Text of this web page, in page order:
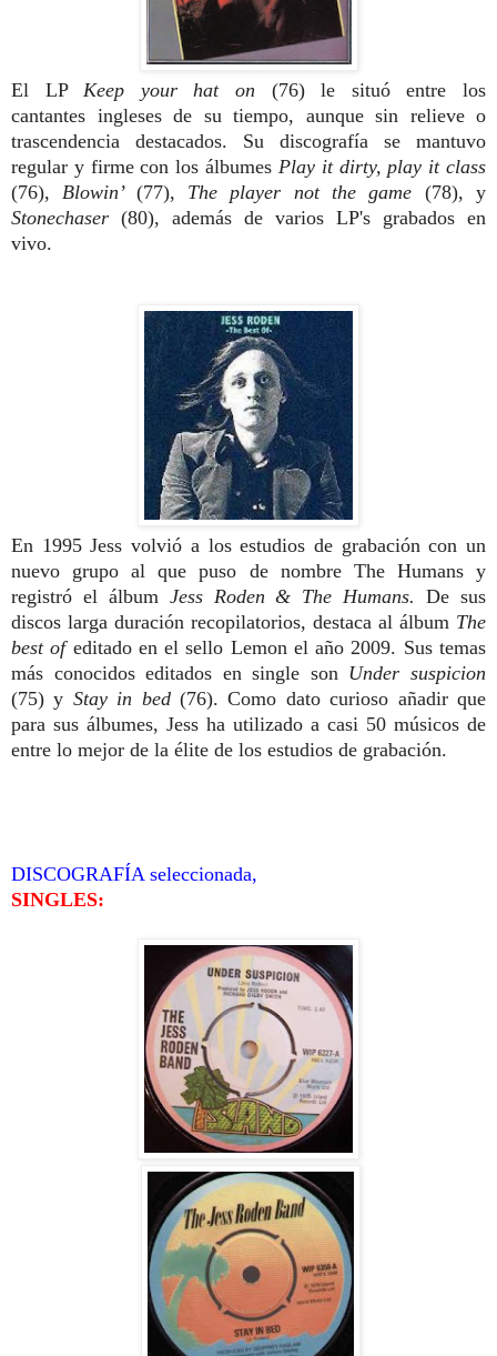
El LPKeep your hat on (76) le situó entre los
cantantes ingleses de su tiempo, aunque sin relieve o
trascendencia destacados. Su discografía se mantuvo
regular y firme con losálbumes Play it dirty, play it class
(76),Blowin’ (77), The player not the game (78),y
Stonechaser (80), además de varios LP's grabados en
vivo.
En 1995 Jess volvió a los estudios de grabación con un
nuevo grupo al que puso de nombre The Humans y
registró el álbum Jess Roden & The Humans.De sus
discos larga duración recopilatorios, destaca al álbum The
best of editado en el sello Lemon el año 2009. Sus temas
más conocidos editados en single son Under suspicion
(75) y Stay in bed(76).Como dato curioso añadir que
para sus álbumes, Jess ha utilizado a casi 50 músicos de
entre lo mejor de la élite de los estudios de grabación.
DISCOGRAFÍA seleccionada,
SINGLES: